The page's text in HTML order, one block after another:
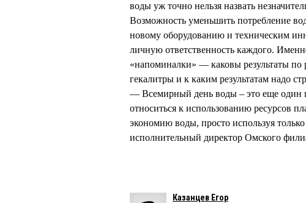
воды уж точно нельзя назвать
Возможность уменьшить потребление
новому оборудованию и техническим
личную ответственность каждого.
«напоминалки» — каковы результаты по
гекалитры и к каким результатам надо
— Всемирный день воды – это еще один
относиться к использованию ресурсов
экономию воды, просто используя
исполнительный директор Омского
Казанцев Егор